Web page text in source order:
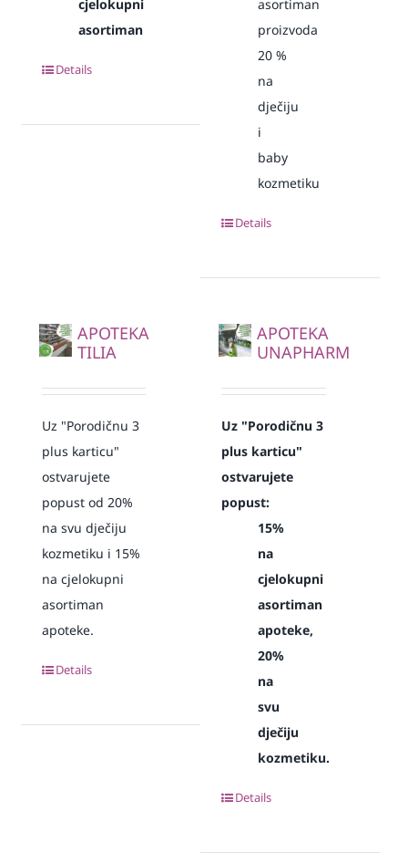
cjelokupni
asortiman
Details
asortiman
proizvoda
20%
na
dječiju
i
baby
kozmetiku
Details
APOTEKA
TILIA
Uz "Porodičnu 3
plus karticu"
ostvarujete
popust od 20%
na svu dječiju
kozmetiku i 15%
na cjelokupni
asortiman
apoteke.
Details
APOTEKA
UNAPHARM
Uz "Porodičnu 3
plus karticu"
ostvarujete
popust:
15%
na
cjelokupni
asortiman
apoteke,
20%
na
svu
dječiju
kozmetiku.
Details